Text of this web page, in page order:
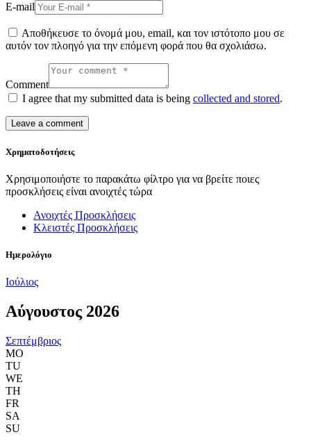
E-mail
Αποθήκευσε το όνομά μου, email, και τον ιστότοπο μου σε
αυτόν τον πλοηγό για την επόμενη φορά που θα σχολιάσω.
Comment
I agree that my submitted data is being collected and stored.
Χρηματοδοτήσεις
Χρησιμοποιήστε το παρακάτω φίλτρο για να βρείτε ποιες
προσκλήσεις είναι ανοιχτές τώρα
Ανοιχτές Προσκλήσεις
Κλειστές Προσκλήσεις
Ημερολόγιο
Ιούλιος
Αύγουστος 2026
Σεπτέμβριος
MO
TU
WE
TH
FR
SA
SU